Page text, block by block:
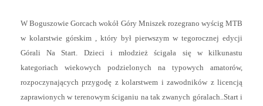
W Boguszowie Gorcach wokół Góry Mniszek rozegrano wyścig MTB
w kolarstwie górskim , który był pierwszym w tegorocznej edycji
Górali Na Start. Dzieci i młodzież ścigała się w kilkunastu
kategoriach wiekowych podzielonych na typowych amatorów,
rozpoczynających przygodę z kolarstwem i zawodników z licencją
zaprawionych w terenowym ściganiu na tak zwanych góralach..Start i